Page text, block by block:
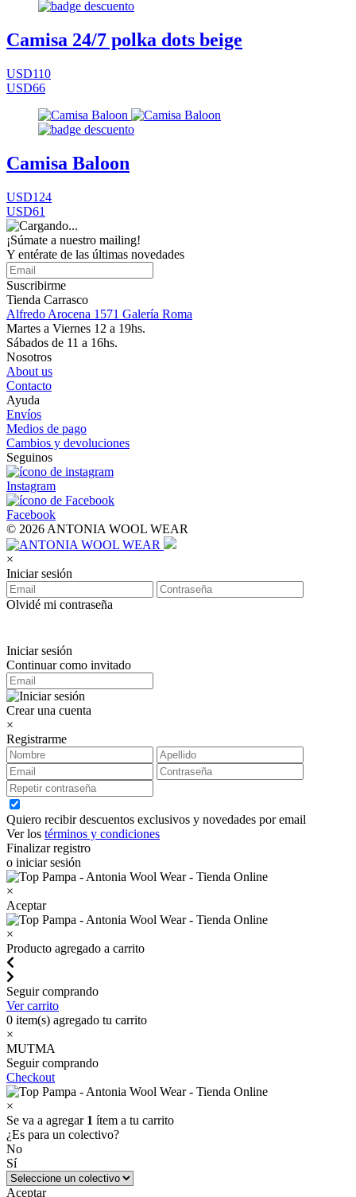
Camisa 24/7 polka dots beige
USD110
USD66
Camisa Baloon
USD124
USD61
¡Súmate a nuestro mailing!
Y entérate de las últimas novedades
Suscribirme
Tienda Carrasco
Alfredo Arocena 1571 Galería Roma
Martes a Viernes 12 a 19hs.
Sábados de 11 a 16hs.
Nosotros
About us
Contacto
Ayuda
Envíos
Medios de pago
Cambios y devoluciones
Seguinos
Instagram
Facebook
© 2026 ANTONIA WOOL WEAR
×
Iniciar sesión
Olvidé mi contraseña
Iniciar sesión
Continuar como invitado
Crear una cuenta
×
Registrarme
Quiero recibir descuentos exclusivos y novedades por email
Ver los términos y condiciones
Finalizar registro
o iniciar sesión
×
Aceptar
×
Producto agregado a carrito
Seguir comprando
Ver carrito
0 item(s) agregado tu carrito
×
MUTMA
Seguir comprando
Checkout
×
Se va a agregar 1 ítem a tu carrito
¿Es para un colectivo?
No
Sí
Aceptar